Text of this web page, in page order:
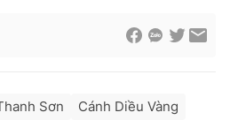
Sơn
Cánh Diều Vàng